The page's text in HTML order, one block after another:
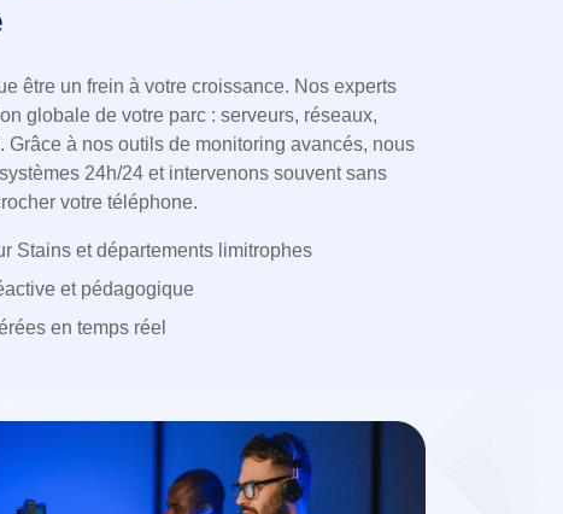
être un frein à votre croissance. Nos experts
globale de votre parc : serveurs, réseaux,
Grâce à nos outils de monitoring avancés, nous
24h/24 et intervenons souvent sans
votre téléphone.
Stains et départements limitrophes
et pédagogique
en temps réel